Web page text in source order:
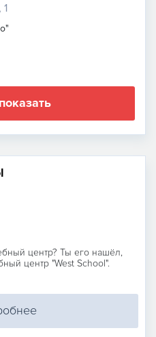
центр? Ты его нашёл,
центр "West School".